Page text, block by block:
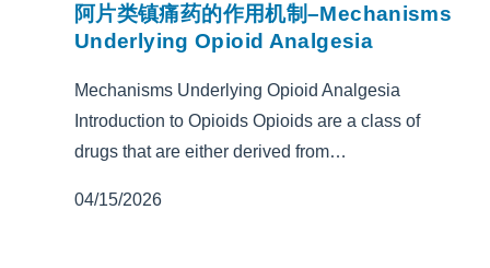
阿片类镇痛药的作用机制–Mechanisms
Underlying Opioid Analgesia
Mechanisms Underlying Opioid Analgesia
Introduction to Opioids Opioids are a class of
drugs that are either derived from…
04/15/2026